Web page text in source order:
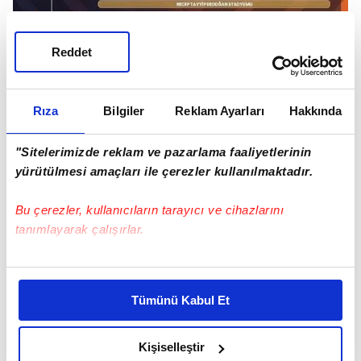
Rıza Bilgiler Reklam Ayarları Hakkında
"Sitelerimizde reklam ve pazarlama faaliyetlerinin
yürütülmesi amaçları ile çerezler kullanılmaktadır.
Bu çerezler, kullanıcıların tarayıcı ve cihazlarını
tanımlayarak çalışırlar.
Bu çerezlere izin vermeniz halinde sizlere özel
daha iyi reklam deneyimi yaşatabiliriz. Bunu yaparken
amacımızın size daha iyi bir reklam deneyimi sunmak
olduğunu ve sizlere en iyi içerikleri sunabilmek adına
Tümünü Kabul Et
Kişiselleştir
Reddet